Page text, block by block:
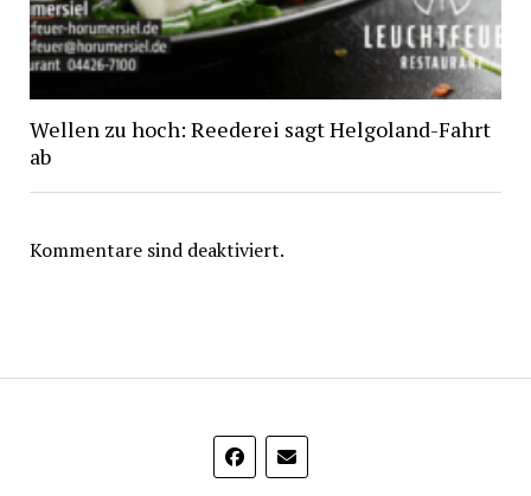
Wellen zu hoch: Reederei sagt Helgoland-Fahrt
ab
Kommentare sind deaktiviert.